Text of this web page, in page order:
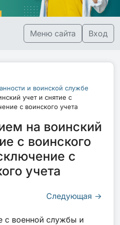
Меню сайта Вход
и воинской службе
учет и снятие с
с воинского учета
на воинский
с воинского
с
учета
Следующая →
с военной службы и